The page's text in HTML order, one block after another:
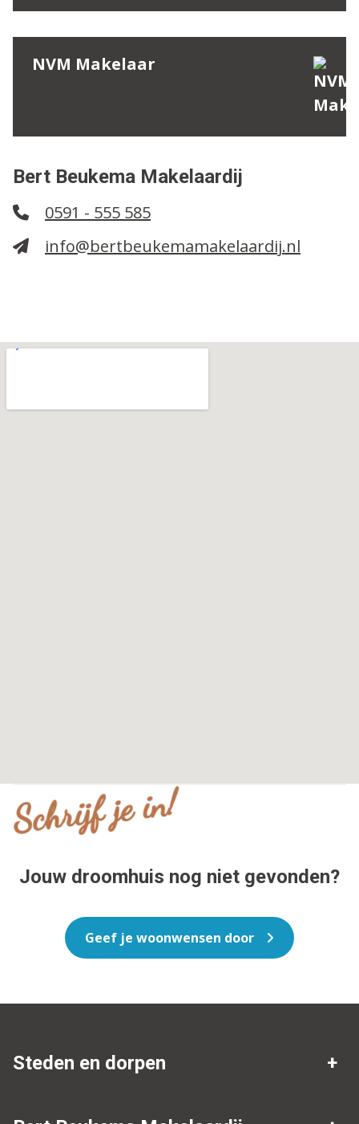
NVM Makelaar
Bert Beukema Makelaardij
0591 - 555 585
info@bertbeukemamakelaardij.nl
Jouw droomhuis nog niet gevonden?
Schrijf je in!
Geef je woonwensen door
Steden en dorpen